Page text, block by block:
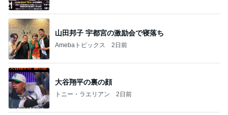
山田邦子 宇都宮の激励会で寝落ち
Amebaトピックス 2日前
大谷翔平の裏の顔
トニー・ラエリアン 2日前